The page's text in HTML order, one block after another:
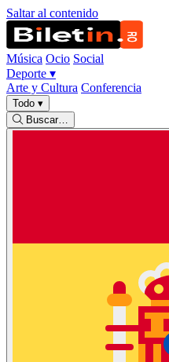
Saltar al contenido
Música Ocio Social
Deporte ▾
Arte y Cultura Conferencia
Todo ▾
Buscar…